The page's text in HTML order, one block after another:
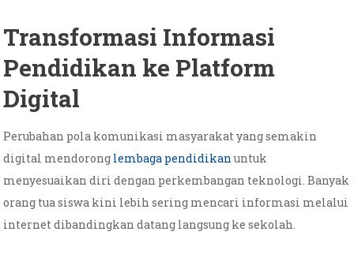
Transformasi Informasi
Pendidikan ke Platform
Digital
Perubahan pola komunikasi masyarakat yang semakin
digital mendorong lembaga pendidikan untuk
menyesuaikan diri dengan perkembangan teknologi. Banyak
orang tua siswa kini lebih sering mencari informasi melalui
internet dibandingkan datang langsung ke sekolah.